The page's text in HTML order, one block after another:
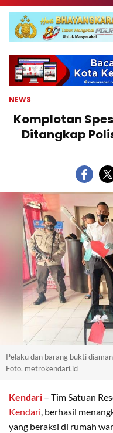
NEWS
Komplotan
Ditangkap
Pelaku dan barang bukti
Foto. metrokendari.id
Kendari – Tim Satuan
Kendari, berhasil
yang beraksi di rumah